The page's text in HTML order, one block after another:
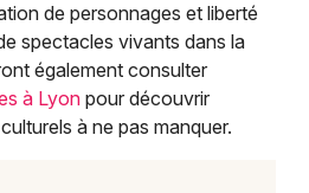
de personnages et liberté
spectacles vivants dans la
également consulter
à Lyon pour découvrir
à ne pas manquer.